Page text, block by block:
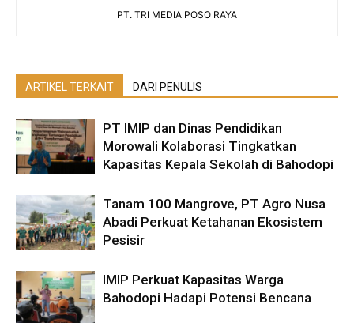
PT. TRI MEDIA POSO RAYA
ARTIKEL TERKAIT DARI PENULIS
PT IMIP dan Dinas Pendidikan
Morowali Kolaborasi Tingkatkan
Kapasitas Kepala Sekolah di Bahodopi
Tanam 100 Mangrove, PT Agro Nusa
Abadi Perkuat Ketahanan Ekosistem
Pesisir
IMIP Perkuat Kapasitas Warga
Bahodopi Hadapi Potensi Bencana